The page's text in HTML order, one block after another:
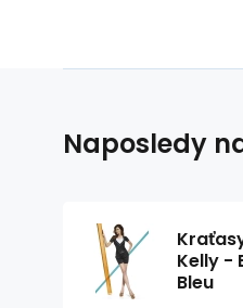
Naposledy
Kelly -
Bleu